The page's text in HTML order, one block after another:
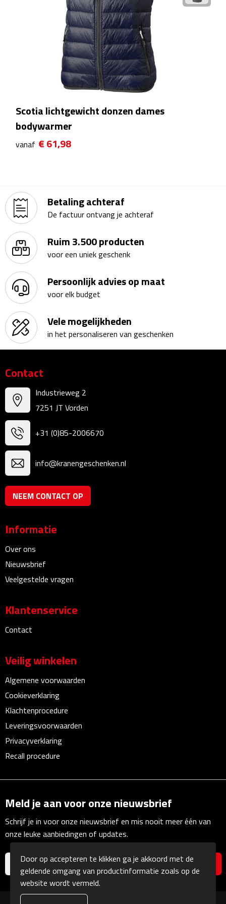
Beurs & Evenementen
Naambadges & naamkaarthouders
Stickers
Bureau Toebehoren
Bureauklokken
Bureaulampen
Bureau onderleggers
Bureau organizers
Bureausets
Boekenleggers
Briefopeners
Gummen
Linialen
Magneten
Muismatten
Pennen etui's
Pennenhouders
Puntenslijpers
Rekenmachines
Document- & Schrijfmappen
Documentmappen
Multifunctionele documentmappen
Schrijfmappen
Multifunctionele schrijfmappen
Klemborden
Notitieboeken en Schriften
Memo's
Memoboekjes
Memo sets
Unieke memo's
Scotia lichtgewicht donzen dames
bodywarmer
vanaf € 61,98
Betaling achteraf
De factuur ontvang je achteraf
Ruim 3.500 producten
voor een uniek geschenk
Persoonlijk advies op maat
voor elk budget
Vele mogelijkheden
in het personaliseren van geschenken
Contact
Industrieweg 2
7251 JT Vorden
+31 (0)85-2006670
info@kranengeschenken.nl
NEEM CONTACT OP
Informatie
Over ons
Nieuwsbrief
Veelgestelde vragen
Klantenservice
Contact
Veilig winkelen
Algemene voorwaarden
Cookieverklaring
Klachtenprocedure
Leveringsvoorwaarden
Privacyverklaring
Recall procedure
Meld je aan voor onze nieuwsbrief
Schrijf je in voor onze nieuwsbrief en mis nooit meer één van
onze leuke aanbiedingen of updates.
Door op accepteren te klikken ga je akkoord met de
geldende omgang van productinformatie zoals op de
website wordt vermeld.